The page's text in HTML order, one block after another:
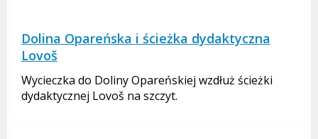
Dolina Opareńska i ścieżka dydaktyczna
Lovoš
Wycieczka do Doliny Opareńskiej wzdłuż ścieżki
dydaktycznej Lovoš na szczyt.